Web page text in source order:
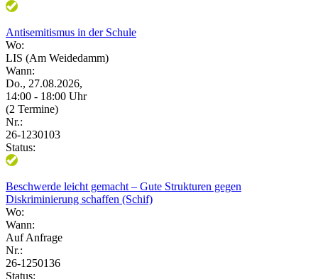
Antisemitismus in der Schule
Wo:
LIS (Am Weidedamm)
Wann:
Do., 27.08.2026,
14:00 - 18:00 Uhr
(2 Termine)
Nr.:
26-1230103
Status:
Beschwerde leicht gemacht – Gute Strukturen gegen
Diskriminierung schaffen (Schif)
Wo:
Wann:
Auf Anfrage
Nr.:
26-1250136
Status: